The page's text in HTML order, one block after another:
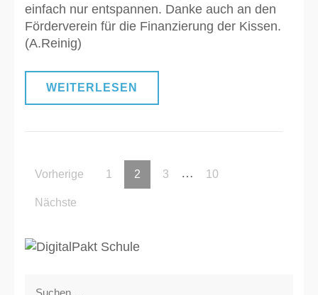
einfach nur entspannen. Danke auch an den
Förderverein für die Finanzierung der Kissen.
(A.Reinig)
WEITERLESEN
Seitennummerierung
der
Beiträge
Vorherige Seite
1 Seite
2 Seite
3 … Seite
10
Nächste